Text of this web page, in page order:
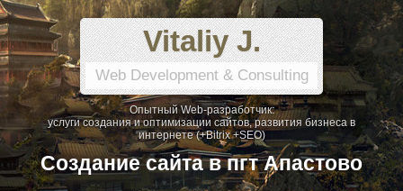
Vitaliy J.
Web Development & Consulting
Опытный Web-разработчик:
услуги создания и оптимизации сайтов, развития бизнеса в
интернете (+Bitrix +SEO)
Создание сайта в пгт Апастово